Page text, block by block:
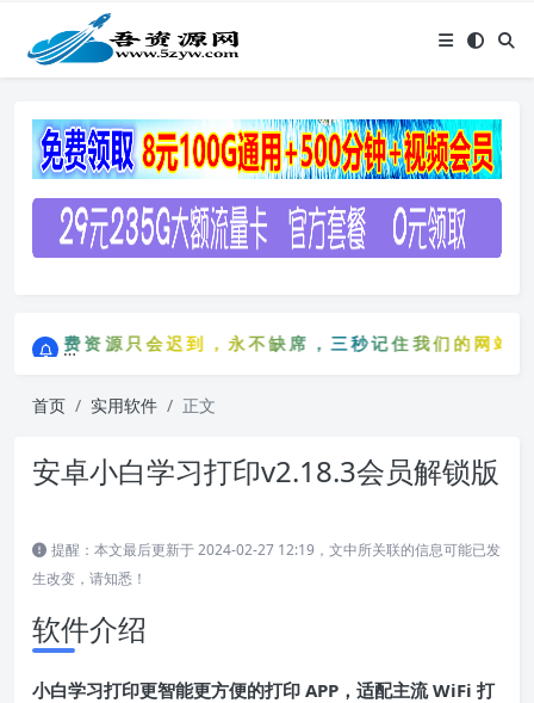
免费资源只会迟到，永不缺席，三秒记住我们的网站：
免费资源只会迟到，永不缺席，三秒记住我们的网
首页 实用软件 正文
安卓小白学习打印v2.18.3会员解锁版
提醒：本文最后更新于 2024-02-27 12:19，文中所关联的信息可能已发
生改变，请知悉！
软件介绍
小白学习打印更智能更方便的打印 APP，适配主流 WiFi 打